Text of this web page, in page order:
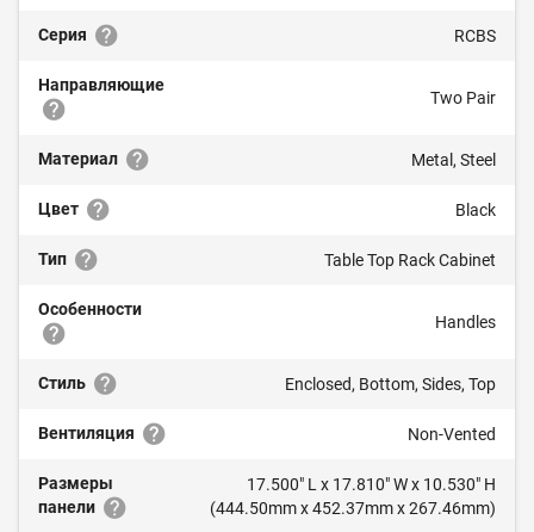
Серия RCBS
Направляющие
Two Pair
Материал Metal, Steel
Цвет Black
Тип Table Top Rack Cabinet
Особенности
Handles
Стиль Enclosed, Bottom, Sides, Top
Вентиляция Non-Vented
Размеры
панели
17.500" L x 17.810" W x 10.530" H
(444.50mm x 452.37mm x 267.46mm)